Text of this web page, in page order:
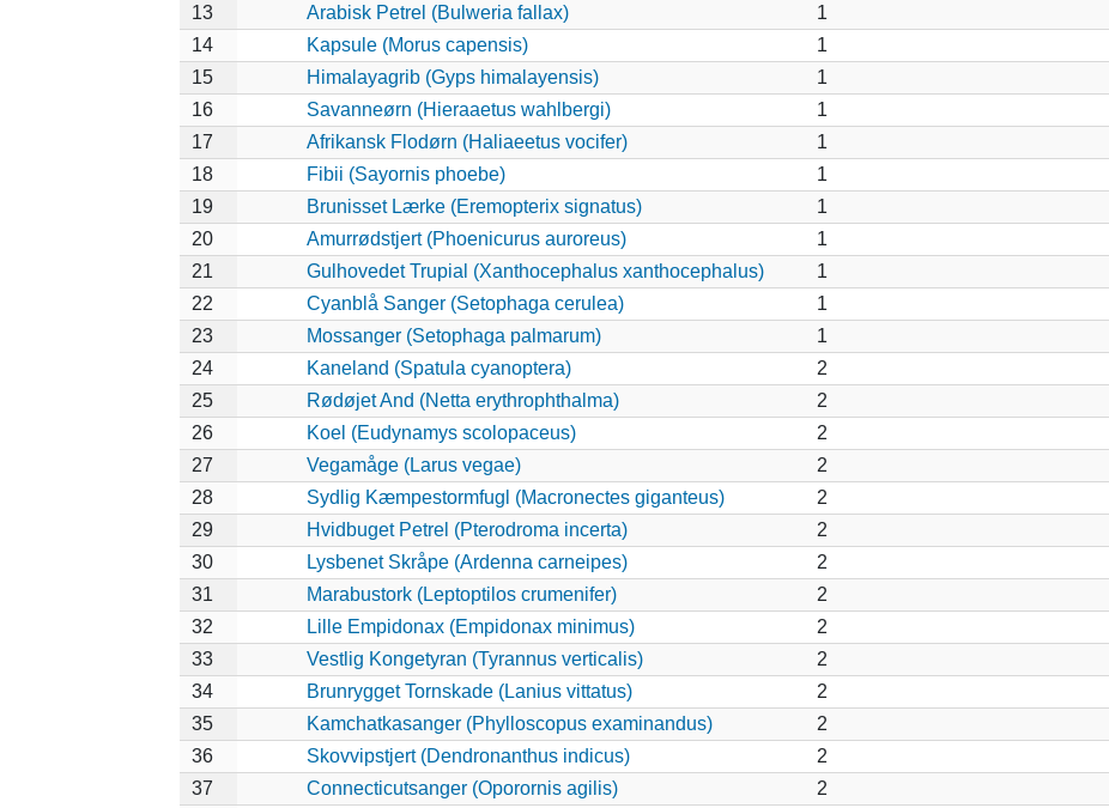
13
Arabisk Petrel (Bulweria fallax)
1
14
Kapsule (Morus capensis)
1
15
Himalayagrib (Gyps himalayensis)
1
16
Savanneørn (Hieraaetus wahlbergi)
1
17
Afrikansk Flodørn (Haliaeetus vocifer)
1
18
Fibii (Sayornis phoebe)
1
19
Brunisset Lærke (Eremopterix signatus)
1
20
Amurrødstjert (Phoenicurus auroreus)
1
21
Gulhovedet Trupial (Xanthocephalus xanthocephalus)
1
22
Cyanblå Sanger (Setophaga cerulea)
1
23
Mossanger (Setophaga palmarum)
1
24
Kaneland (Spatula cyanoptera)
2
25
Rødøjet And (Netta erythrophthalma)
2
26
Koel (Eudynamys scolopaceus)
2
27
Vegamåge (Larus vegae)
2
28
Sydlig Kæmpestormfugl (Macronectes giganteus)
2
29
Hvidbuget Petrel (Pterodroma incerta)
2
30
Lysbenet Skråpe (Ardenna carneipes)
2
31
Marabustork (Leptoptilos crumenifer)
2
32
Lille Empidonax (Empidonax minimus)
2
33
Vestlig Kongetyran (Tyrannus verticalis)
2
34
Brunrygget Tornskade (Lanius vittatus)
2
35
Kamchatkasanger (Phylloscopus examinandus)
2
36
Skovvipstjert (Dendronanthus indicus)
2
37
Connecticutsanger (Oporornis agilis)
2